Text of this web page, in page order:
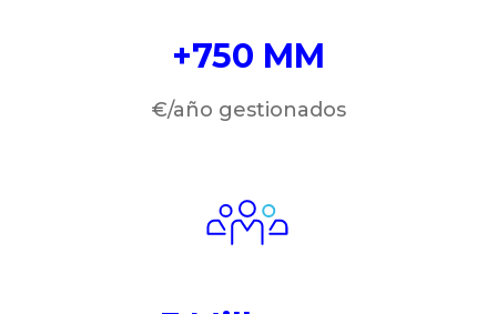
+750 MM
€/año gestionados